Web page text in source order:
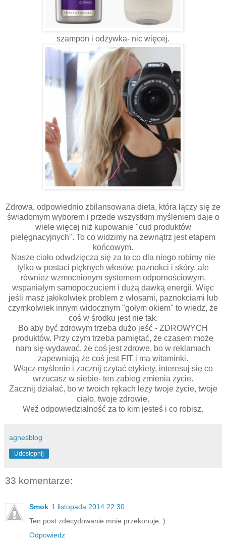
szampon i odżywka- nic więcej.
Zdrowa, odpowiednio zbilansowana dieta, która łączy się ze
świadomym wyborem i przede wszystkim myśleniem daje o
wiele więcej niż kupowanie "cud produktów
pielęgnacyjnych". To co widzimy na zewnątrz jest etapem
końcowym.
Nasze ciało odwdzięcza się za to co dla niego robimy nie
tylko w postaci pięknych włosów, paznokci i skóry, ale
również wzmocnionym systemem odpornościowym,
wspaniałym samopoczuciem i dużą dawką energii. Więc
jeśli masz jakikolwiek problem z włosami, paznokciami lub
czymkolwiek innym widocznym "gołym okiem" to wiedz, że
coś w środku jest nie tak.
Bo aby być zdrowym trzeba dużo jeść - ZDROWYCH
produktów. Przy czym trzeba pamiętać, że czasem może
nam się wydawać, że coś jest zdrowe, bo w reklamach
zapewniają że coś jest FIT i ma witaminki.
Włącz myślenie i zacznij czytać etykiety, interesuj się co
wrzucasz w siebie- ten zabieg zmienia życie.
Zacznij działać, bo w twoich rękach leży twoje życie, twoje
ciało, twoje zdrowie.
Weź odpowiedzialność za to kim jesteś i co robisz.
agnesblog
Udostępnij
33 komentarze:
Smok 1 listopada 2014 22:30
Ten post zdecydowanie mnie przekonuje :)
Odpowiedz